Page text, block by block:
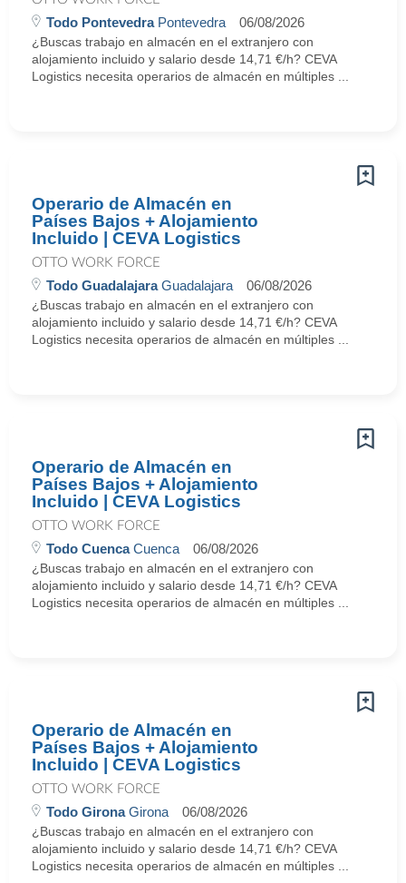
Todo PontevedraPontevedra 06/08/2026
¿Buscas trabajo en almacén en el extranjero con
alojamiento incluido y salario desde 14,71 €/h? CEVA
Logistics necesita operarios de almacén en múltiples ...
Operario de Almacén en
Países Bajos + Alojamiento
Incluido | CEVA Logistics
OTTO WORK FORCE
Todo GuadalajaraGuadalajara 06/08/2026
¿Buscas trabajo en almacén en el extranjero con
alojamiento incluido y salario desde 14,71 €/h? CEVA
Logistics necesita operarios de almacén en múltiples ...
Operario de Almacén en
Países Bajos + Alojamiento
Incluido | CEVA Logistics
OTTO WORK FORCE
Todo CuencaCuenca 06/08/2026
¿Buscas trabajo en almacén en el extranjero con
alojamiento incluido y salario desde 14,71 €/h? CEVA
Logistics necesita operarios de almacén en múltiples ...
Operario de Almacén en
Países Bajos + Alojamiento
Incluido | CEVA Logistics
OTTO WORK FORCE
Todo GironaGirona 06/08/2026
¿Buscas trabajo en almacén en el extranjero con
alojamiento incluido y salario desde 14,71 €/h? CEVA
Logistics necesita operarios de almacén en múltiples ...